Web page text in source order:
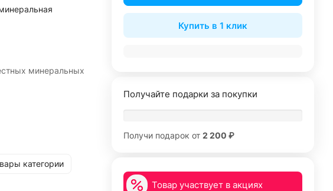
минеральных
категории
Купить в 1 клик
Получайте подарки за покупки
Получи подарок от 2 200 ₽
Товар участвует в акциях